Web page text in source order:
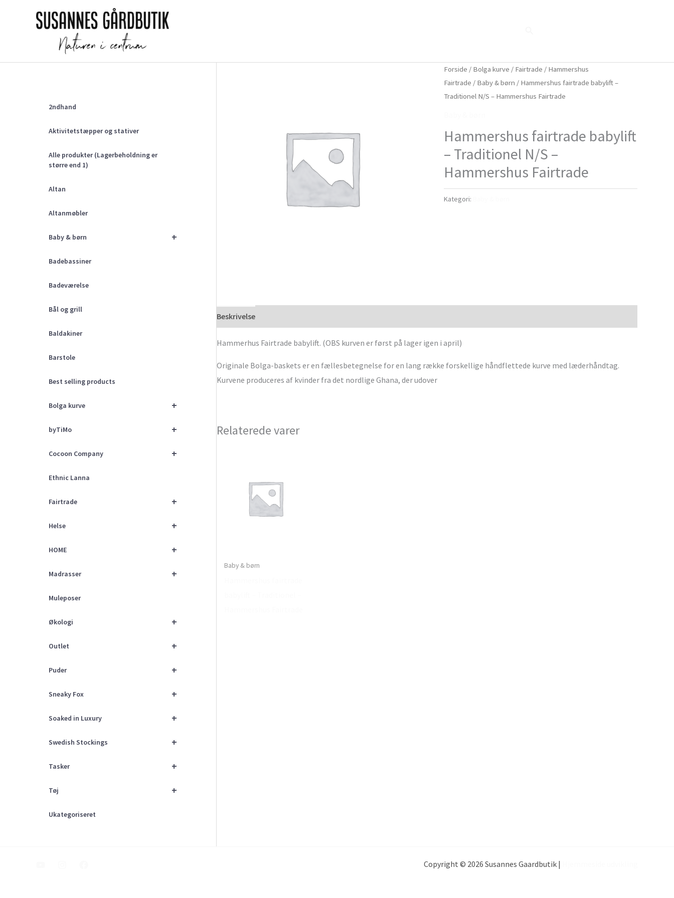
2ndhand
Aktivitetstæpper og stativer
Alle produkter (Lagerbeholdning er
større end 1)
Altan
Altanmøbler
+
Baby & børn
Badebassiner
Badeværelse
Bål og grill
Baldakiner
Barstole
Best selling products
+
Bolga kurve
+
byTiMo
+
Cocoon Company
Ethnic Lanna
+
Fairtrade
+
Helse
+
HOME
+
Madrasser
Muleposer
+
Økologi
+
Outlet
+
Puder
+
Sneaky Fox
+
Soaked in Luxury
+
Swedish Stockings
+
Tasker
+
Tøj
Ukategoriseret
Forside / Bolga kurve / Fairtrade / Hammershus
Fairtrade / Baby & børn / Hammershus fairtrade babylift –
Traditionel N/S – Hammershus Fairtrade
Hammershus fairtrade babylift
– Traditionel N/S –
Hammershus Fairtrade
Kategori:
Beskrivelse
Hammerhus Fairtrade babylift. (OBS kurven er først på lager igen i april)
Originale Bolga-baskets er en fællesbetegnelse for en lang række forskellige håndflettede kurve med læderhåndtag.
Kurvene produceres af kvinder fra det nordlige Ghana, der udover
Relaterede varer
Baby & børn
Copyright © 2026 Susannes Gaardbutik |